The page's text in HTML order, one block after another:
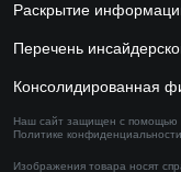
Раскрытие
Перечень
Консолидированная
Наш сайт защищен с помощью
Политике конфиденциальности
Изображения товара носят